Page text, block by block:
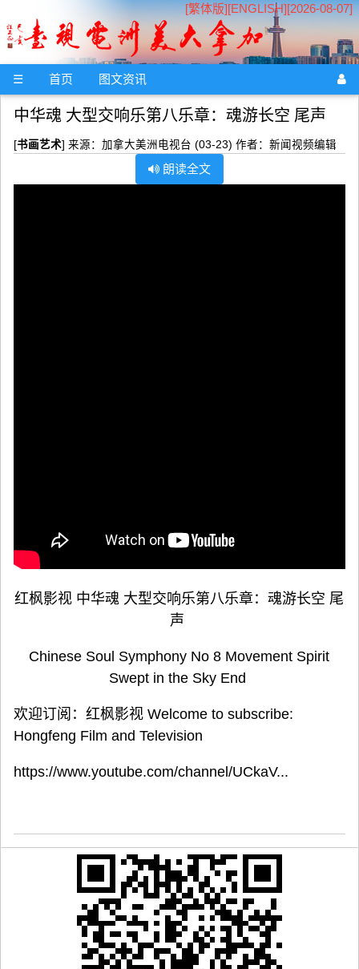
[繁体版][ENGLISH][2026-08-07]
☰ 首页 图文资讯
中华魂 大型交响乐第八乐章：魂游长空 尾声
[书画艺术] 来源：加拿大美洲电视台 (03-23) 作者：新闻视频编辑
朗读全文
红枫影视 中华魂 大型交响乐第八乐章：魂游长空 尾
声
Chinese Soul Symphony No 8 Movement Spirit
Swept in the Sky End
欢迎订阅：红枫影视 Welcome to subscribe:
Hongfeng Film and Television
https://www.youtube.com/channel/UCkaV...